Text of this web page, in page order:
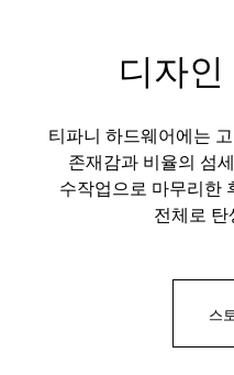
디자
티파니 하드웨어에는
존재감과 비율의 섬
수작업으로 마무리한
전체로
스